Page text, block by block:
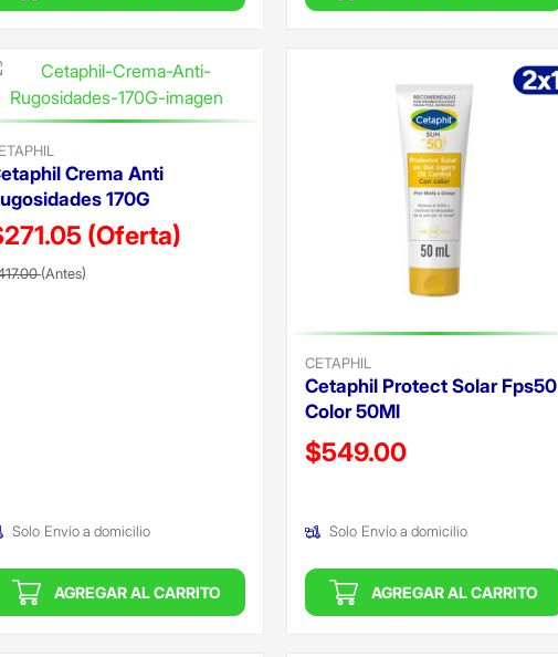
Crema Anti
170G
(Oferta)
reducido de
(Antes)
Solo Envío a domicilio
AGREGAR AL CARRITO
CETAPHIL
Cetaphil Protect Solar Fps50
Color 50Ml
Precio reducido de
$549.00
Solo Envío a domicilio
AGREGAR AL CARRITO